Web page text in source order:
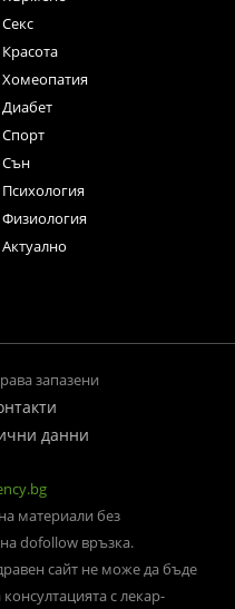
Секс
Красота
Хомеопатия
Диабет
Спорт
Сън
Психология
Физиология
Актуално
запазени
данни
материали без
dofollow връзка.
сайт не може да бъде
с лекар-